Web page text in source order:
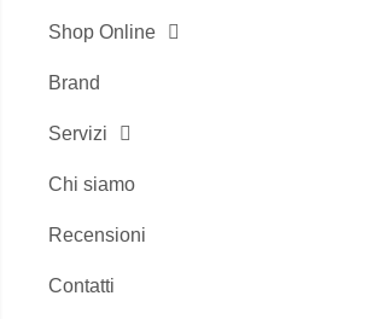
Shop Online
Brand
Servizi
Chi siamo
Recensioni
Contatti